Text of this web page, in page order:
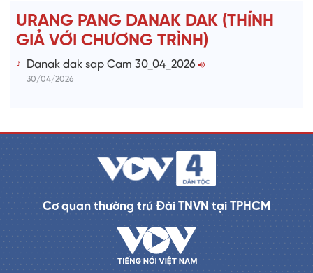
URANG PANG DANAK DAK (THÍNH
GIẢ VỚI CHƯƠNG TRÌNH)
Danak dak sap Cam 30_04_2026
30/04/2026
Cơ quan thường trú Đài TNVN tại TPHCM